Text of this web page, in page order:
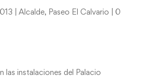
Alcalde, Paseo El Calvario
0
las instalaciones del Palacio